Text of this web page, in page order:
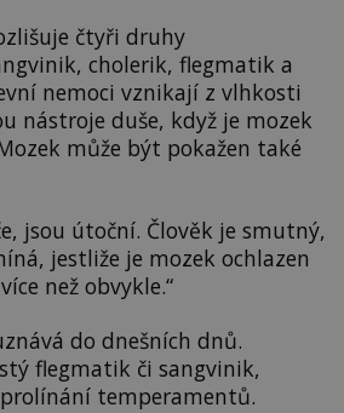
čtyři druhy
cholerik, flegmatik a
nemoci vznikají z vlhkosti
nástroje duše, když je mozek
může být pokažen také
jsou útoční. Člověk je smutný,
jestliže je mozek ochlazen
než obvykle.“
do dnešních dnů.
flegmatik či sangvinik,
temperamentů.